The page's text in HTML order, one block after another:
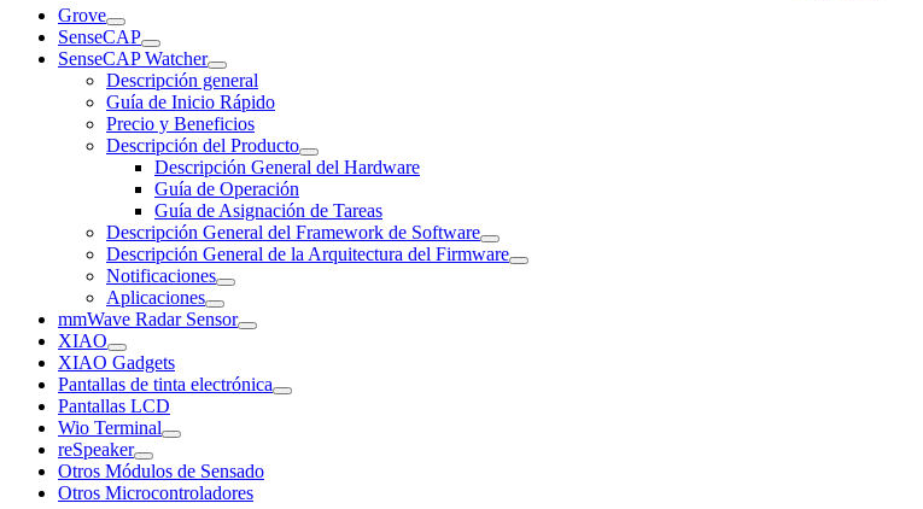
Grove
SenseCAP
SenseCAP Watcher
Descripción general
Guía de Inicio Rápido
Precio y Beneficios
Descripción del Producto
Descripción General del Hardware
Guía de Operación
Guía de Asignación de Tareas
Descripción General del Framework de Software
Descripción General de la Arquitectura del Firmware
Notificaciones
Aplicaciones
mmWave Radar Sensor
XIAO
XIAO Gadgets
Pantallas de tinta electrónica
Pantallas LCD
Wio Terminal
reSpeaker
Otros Módulos de Sensado
Otros Microcontroladores